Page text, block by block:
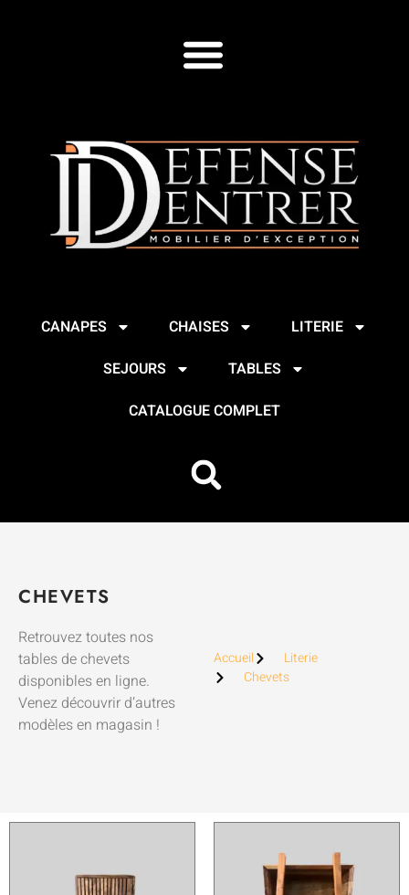
CANAPES CHAISES
LITERIE
SEJOURS
TABLES
CATALOGUE COMPLET
CHEVETS
Retrouvez toutes nos
tables de chevets
disponibles en ligne.
Venez découvrir d’autres
modèles en magasin !
Accueil
Literie
Chevets